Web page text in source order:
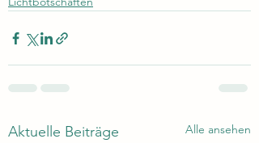
Aktuelle Beiträge Alle ansehen